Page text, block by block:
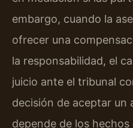
embargo, cuando la
ofrecer una
la responsabilidad, el
juicio ante el tribunal
decisión de aceptar un
depende de los